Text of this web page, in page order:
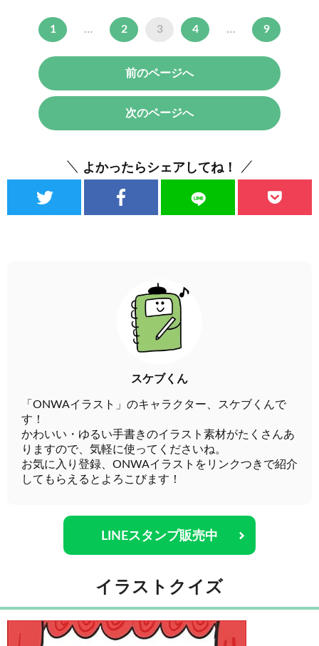
1 … 2 3 4 … 9
前のページへ
次のページへ
よかったらシェアしてね！
スケブくん
「ONWAイラスト」のキャラクター、スケブくんで
す！
かわいい・ゆるい手書きのイラスト素材がたくさんあ
りますので、気軽に使ってくださいね。
お気に入り登録、ONWAイラストをリンクつきで紹介
してもらえるとよろこびます！
LINEスタンプ販売中
イラストクイズ